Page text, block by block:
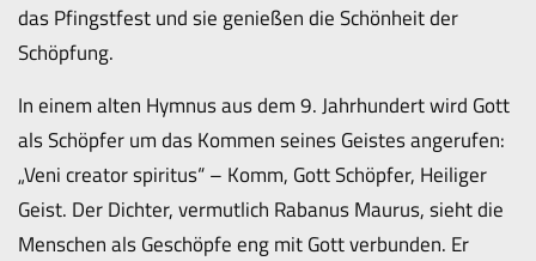
das Pfingstfest und sie genießen die Schönheit der
Schöpfung.
In einem alten Hymnus aus dem 9. Jahrhundert wird Gott
als Schöpfer um das Kommen seines Geistes angerufen:
„Veni creator spiritus“ – Komm, Gott Schöpfer, Heiliger
Geist. Der Dichter, vermutlich Rabanus Maurus, sieht die
Menschen als Geschöpfe eng mit Gott verbunden. Er